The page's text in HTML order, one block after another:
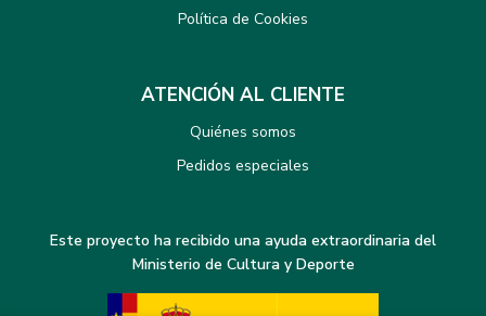
Política de Cookies
ATENCIÓN AL CLIENTE
Quiénes somos
Pedidos especiales
Este proyecto ha recibido una ayuda extraordinaria del
Ministerio de Cultura y Deporte